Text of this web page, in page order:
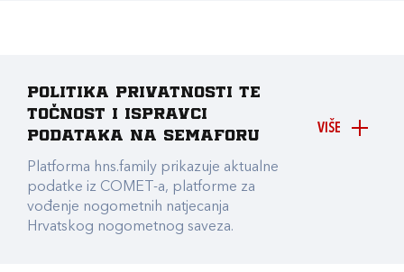
VIŠE
Politika privatnosti te
točnost i ispravci
podataka na Semaforu
Platforma hns.family prikazuje aktualne
podatke iz COMET-a, platforme za
vođenje nogometnih natjecanja
Hrvatskog nogometnog saveza.